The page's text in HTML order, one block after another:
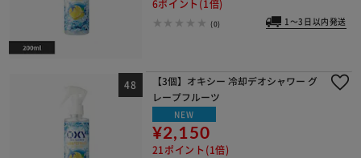
6ポイント(1倍)
(0) 1～3日以内発送
【3個】オキシー 冷却デオシャワー グ
レープフルーツ
NEW
¥2,150
21ポイント(1倍)